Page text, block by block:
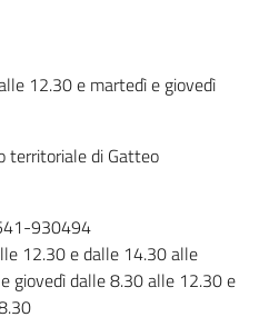
12.30 e martedì e giovedì
territoriale di Gatteo
930494
12.30 e dalle 14.30 alle
giovedì dalle 8.30 alle 12.30 e